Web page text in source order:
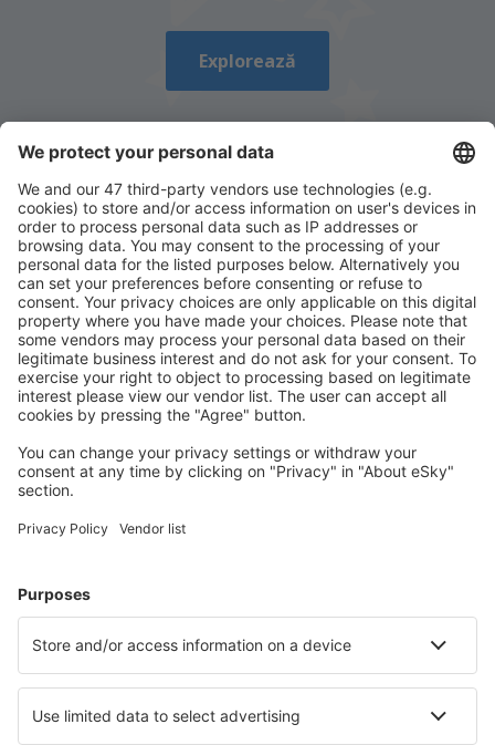
Explorează
Descarcă aplicația noastrăși organizează-ţi
convenabil călătoriile
Planifică-ți călătoria
Bilete de avion
Zbor+Hotel
Află mai multe